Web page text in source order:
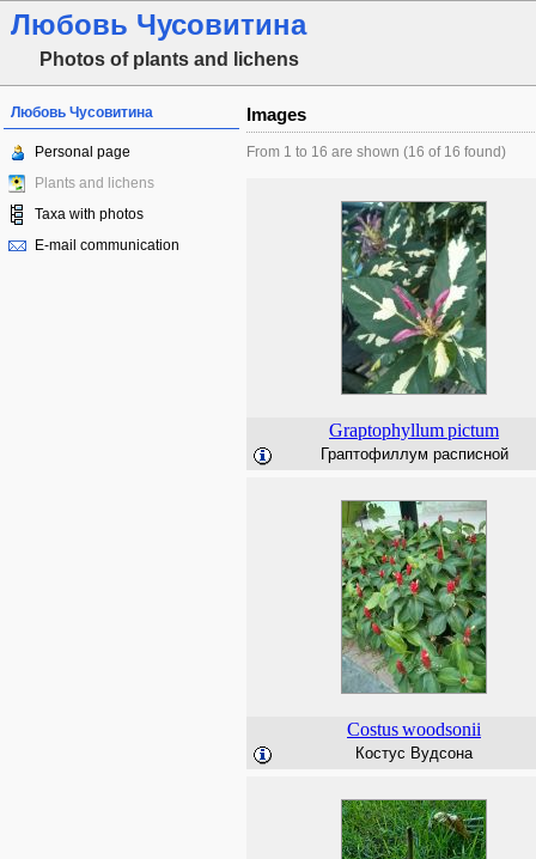
Любовь Чусовитина
Photos of plants and lichens
Любовь Чусовитина
Personal page
Plants and lichens
Taxa with photos
E-mail communication
Images
From 1 to 16 are shown (16 of 16 found)
Graptophyllumpictum
Граптофиллум расписной
Costuswoodsonii
Костус Вудсона